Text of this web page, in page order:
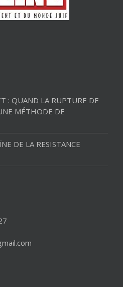
: QUAND LA RUPTURE DE
MÉTHODE DE
DE LA RESISTANCE